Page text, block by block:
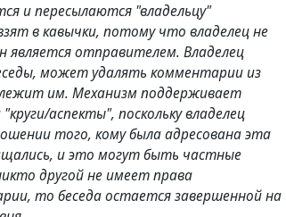
и пересылаются "владельцу"
в кавычки, потому что владелец не
является отправителем. Владелец
может удалять комментарии из
им. Механизм поддерживает
аспекты", поскольку владелец
того, кому была адресована эта
и это могут быть частные
другой не имеет права
то беседа остается завершенной на